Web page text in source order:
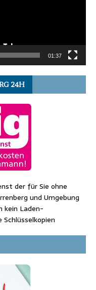
01:37
24H
der für Sie ohne
und Umgebung
kein Laden-